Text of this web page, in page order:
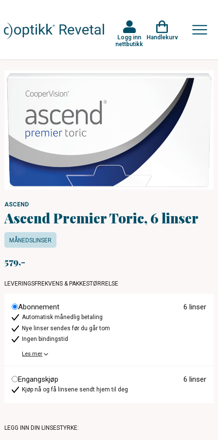
Logg inn
nettbutikk
Handlekurv
ASCEND
Ascend Premier Toric, 6 linser
MÅNEDSLINSER
579
LEVERINGSFREKVENS & PAKKESTØRRELSE
Abonnement 6 linser
Automatisk månedlig betaling
Nye linser sendes før du går tom
Ingen bindingstid
Les mer
Engangskjøp 6 linser
Kjøp nå og få linsene sendt hjem til deg
LEGG INN DIN LINSESTYRKE: